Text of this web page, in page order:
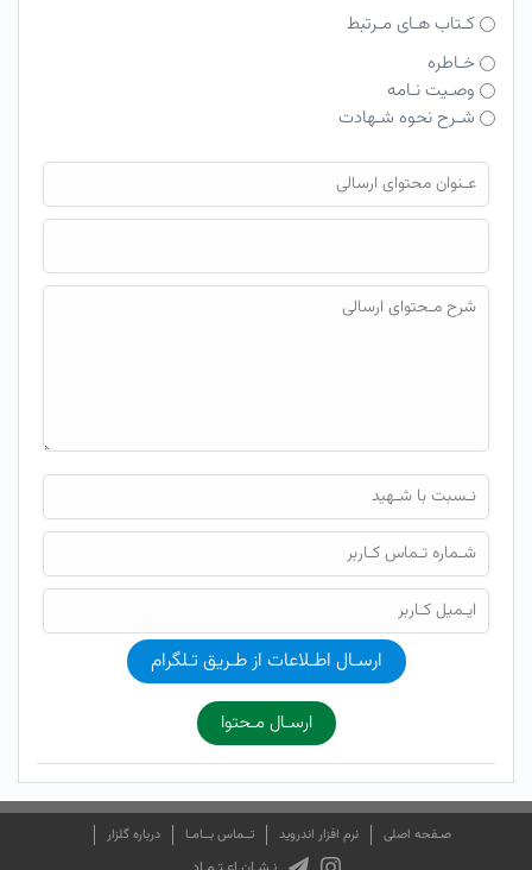
کـتاب هـای مـرتبط
خـاطره
وصـیت نـامه
شـرح نحوه شـهادت
فایل محتوای ارسالی
ارسـال اطـلاعات از طـریق تـلگرام
ارسـال مـحتوا
صـفحه اصلی نرم افزار اندروید تــماس بــامـا درباره گلزار